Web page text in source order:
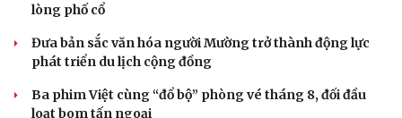
lòng phố cổ
Đưa bản sắc văn hóa người Mường trở thành động lực
phát triển du lịch cộng đồng
Ba phim Việt cùng “đổ bộ” phòng vé tháng 8, đối đầu
loạt bom tấn ngoại